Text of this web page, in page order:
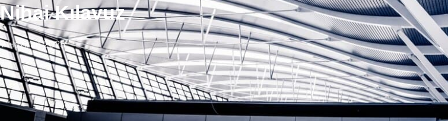
Nihai Kılavuz
9 Haziran 2025